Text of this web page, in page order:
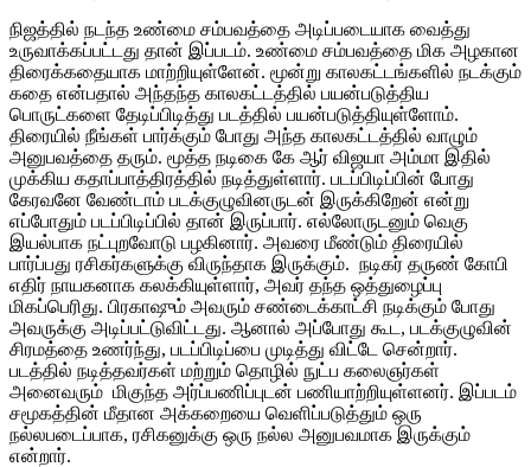
நிஜத்தில் நடந்த உண்மை சம்பவத்தை அடிப்படையாக வைத்து
உருவாக்கப்பட்டது தான் இப்படம். உண்மை சம்பவத்தை மிக அழகான
திரைக்கதையாக மாற்றியுள்ளேன். மூன்று காலகட்டங்களில் நடக்கும்
கதை என்பதால் அந்தந்த காலகட்டத்தில் பயன்படுத்திய
பொருட்களை தேடிப்பிடித்து படத்தில் பயன்படுத்தியுள்ளோம்.
திரையில் நீங்கள் பார்க்கும் போது அந்த காலகட்டத்தில் வாழும்
அனுபவத்தை தரும். மூத்த நடிகை கே ஆர் விஜயா அம்மா இதில்
முக்கிய கதாப்பாத்திரத்தில் நடித்துள்ளார். படப்பிடிப்பின் போது
கேரவனே வேண்டாம் படக்குழுவினருடன் இருக்கிறேன் என்று
எப்போதும் படப்பிடிப்பில் தான் இருப்பார். எல்லோருடனும் வெகு
இயல்பாக நட்புறவோடு பழகினார். அவரை மீண்டும் திரையில்
பார்ப்பது ரசிகர்களுக்கு விருந்தாக இருக்கும். நடிகர் தருண் கோபி
எதிர் நாயகனாக கலக்கியுள்ளார், அவர் தந்த ஒத்துழைப்பு
மிகப்பெரிது. பிரகாஷும் அவரும் சண்டைக்காட்சி நடிக்கும் போது
அவருக்கு அடிப்பட்டுவிட்டது. ஆனால் அப்போது கூட, படக்குழுவின்
சிரமத்தை உணர்ந்து, படப்பிடிப்பை முடித்து விட்டே சென்றார்.
படத்தில் நடித்தவர்கள் மற்றும் தொழில் நுட்ப கலைஞர்கள்
அனைவரும் மிகுந்த அர்ப்பணிப்புடன் பணியாற்றியுள்ளனர். இப்படம்
சமூகத்தின் மீதான அக்கறையை வெளிப்படுத்தும் ஒரு
நல்லபடைப்பாக, ரசிகனுக்கு ஒரு நல்ல அனுபவமாக இருக்கும்
என்றார்.